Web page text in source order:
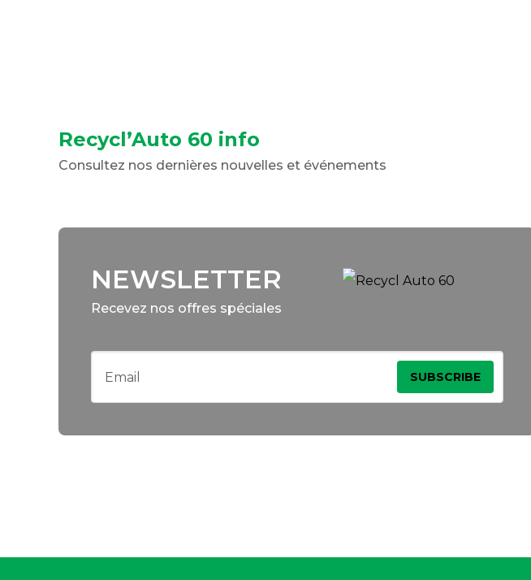
Recycl’Auto 60 info
Consultez nos dernières nouvelles et événements
NEWSLETTER
Recevez nos offres spéciales